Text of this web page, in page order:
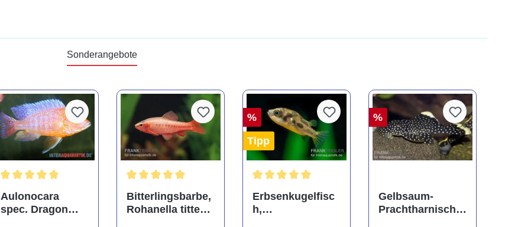
Sonderangebote
Aulonocara
spec. Dragon
Bitterlingsbarbe,
Rohanella titteya,
%
Tipp
Erbsenkugelfisc
h,
%
Gelbsaum-
Prachtharnischw